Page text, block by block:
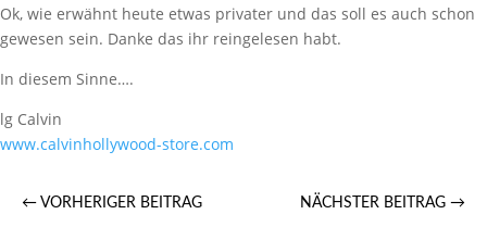
Ok, wie erwähnt heute etwas privater und das soll es auch schon
gewesen sein. Danke das ihr reingelesen habt.
In diesem Sinne….
lg Calvin
www.calvinhollywood-store.com
← VORHERIGER BEITRAG NÄCHSTER BEITRAG →